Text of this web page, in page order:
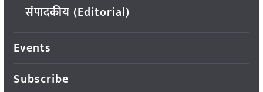
संपादकीय (Editorial)
Events
Subscribe